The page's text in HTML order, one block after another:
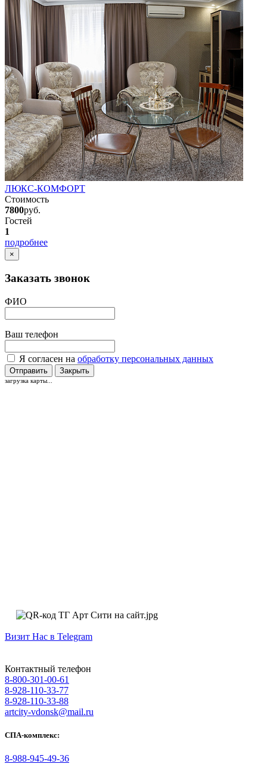
ЛЮКС-КОМФОРТ
Стоимость
7800руб.
Гостей
1
подробнее
×
Заказать звонок
ФИО
Ваш телефон
Я согласен на обработку персональных данных
Отправить Закрыть
загрузка карты...
Визит Нас в Telegram
Контактный телефон
8-800-301-00-61
8-928-110-33-77
8-928-110-33-88
artcity-vdonsk@mail.ru
СПА-комплекс:
8-988-945-49-36